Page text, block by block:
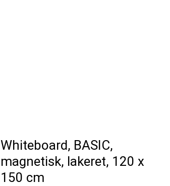
Whiteboard, BASIC,
magnetisk, lakeret, 120 x
150 cm